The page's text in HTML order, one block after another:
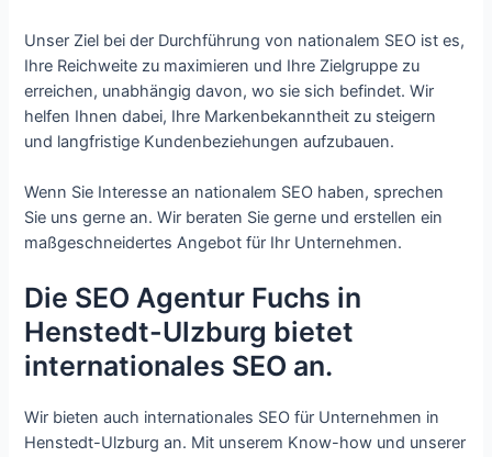
Unser Ziel bei der Durchführung von nationalem SEO ist es,
Ihre Reichweite zu maximieren und Ihre Zielgruppe zu
erreichen, unabhängig davon, wo sie sich befindet. Wir
helfen Ihnen dabei, Ihre Markenbekanntheit zu steigern
und langfristige Kundenbeziehungen aufzubauen.
Wenn Sie Interesse an nationalem SEO haben, sprechen
Sie uns gerne an. Wir beraten Sie gerne und erstellen ein
maßgeschneidertes Angebot für Ihr Unternehmen.
Die SEO Agentur Fuchs in
Henstedt-Ulzburg bietet
internationales SEO an.
Wir bieten auch internationales SEO für Unternehmen in
Henstedt-Ulzburg an. Mit unserem Know-how und unserer